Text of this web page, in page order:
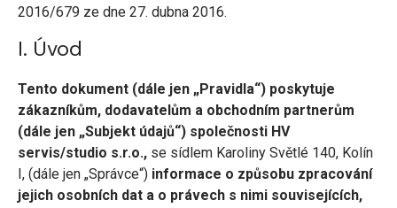
2016/679 ze dne 27. dubna 2016.
I. Úvod
Tento dokument (dále jen „Pravidla“) poskytuje
zákazníkům, dodavatelům a obchodním partnerům
(dále jen „Subjekt údajů“) společnosti HV
servis/studio s.r.o., se sídlem Karoliny Světlé 140, Kolín
I, (dále jen „Správce“) informace o způsobu zpracování
jejich osobních dat a o právech s nimi souvisejících,